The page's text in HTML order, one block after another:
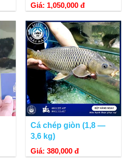
Giá: 1,050,000 đ
Cá chép giòn (1,8 —
3,6 kg)
Giá: 380,000 đ